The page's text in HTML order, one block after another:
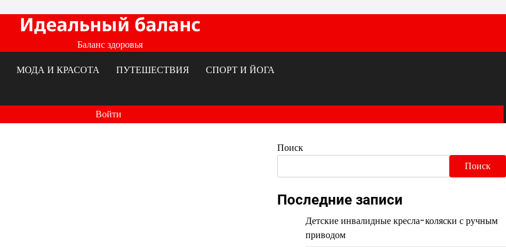
Идеальный баланс
Баланс здоровья
МОДА И КРАСОТА ПУТЕШЕСТВИЯ СПОРТ И ЙОГА
Войти
Поиск
Поиск
Последние записи
Детские инвалидные кресла-коляски с ручным
приводом